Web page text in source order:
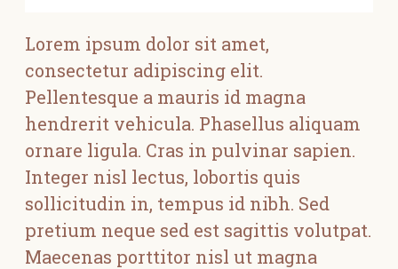
Lorem ipsum dolor sit amet,
consectetur adipiscing elit.
Pellentesque a mauris id magna
hendrerit vehicula. Phasellus aliquam
ornare ligula. Cras in pulvinar sapien.
Integer nisl lectus, lobortis quis
sollicitudin in, tempus id nibh. Sed
pretium neque sed est sagittis volutpat.
Maecenas porttitor nisl ut magna